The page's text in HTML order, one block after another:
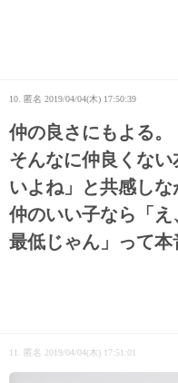
10. 匿名 2019/04/04(木) 17:50:39
仲の良さにもよる。
そんなに仲良くな
いよね」と共感しな
仲のいい子なら「
最低じゃん」って本
11. 匿名 2019/04/04(木) 17:51:01